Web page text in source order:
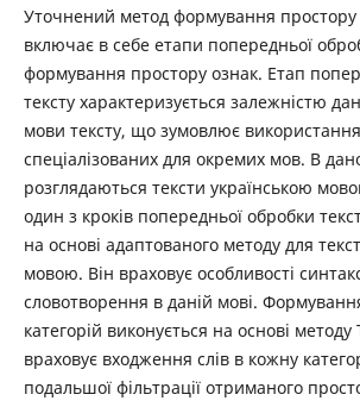
Уточнений метод формування простору
включає в себе етапи попередньої
формування простору ознак. Етап
тексту характеризується залежністю
мови тексту, що зумовлює
спеціалізованих для окремих мов. В
розглядаються тексти українською
один з кроків попередньої обробки
на основі адаптованого методу для
мовою. Він враховує особливості
словотворення в даній мові.
категорій виконується на основі методу
враховує входження слів в кожну
подальшої фільтрації отриманого